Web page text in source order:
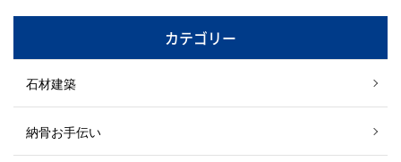
カテゴリー
石材建築
納骨お手伝い